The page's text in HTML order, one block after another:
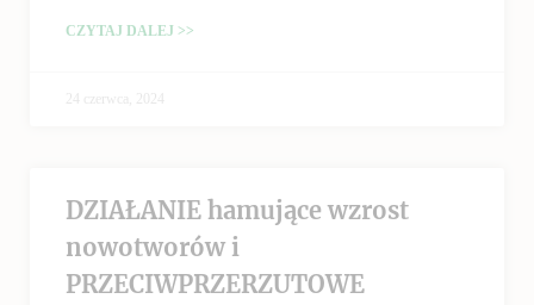
CZYTAJ DALEJ >>
24 czerwca, 2024
DZIAŁANIE hamujące wzrost
nowotworów i
PRZECIWPRZERZUTOWE